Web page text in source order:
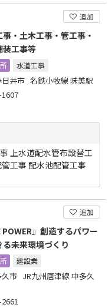
追加
・土木工事・管工事・
装工事等
水道工事
日井市 名鉄小牧線 味美駅
上水道配水管布設替工
工事 配水池配管工事
追加
POWER』創造するパワー
る未来環境づくり
建設業
市 JR九州唐津線 中多久